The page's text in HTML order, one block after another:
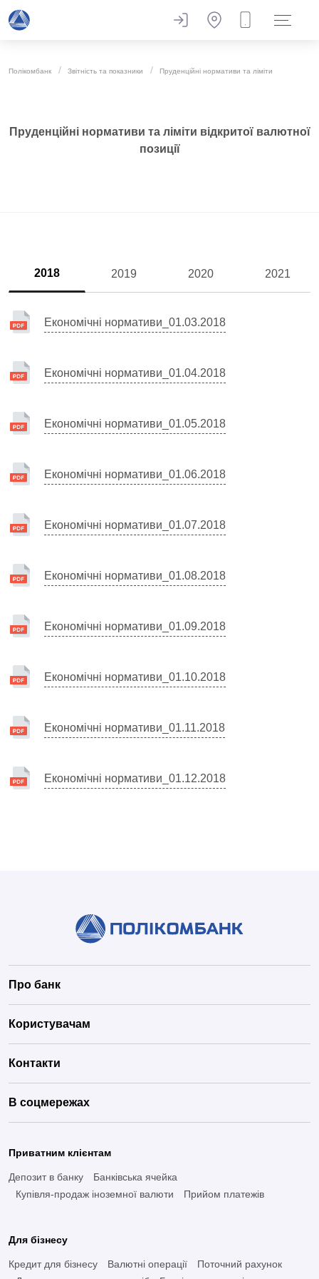
Полікомбанк Звітність та показники ​​​​​​Пруденційні нормативи та ліміти
​​​​​​Пруденційні нормативи та ліміти відкритої валютної
позиції
2018 2019 2020 2021
Економічні нормативи_01.03.2018
Економічні нормативи_01.04.2018
Економічні нормативи_01.05.2018
Економічні нормативи_01.06.2018
Економічні нормативи_01.07.2018
Економічні нормативи_01.08.2018
Економічні нормативи_01.09.2018
Економічні нормативи_01.10.2018
Економічні нормативи_01.11.2018
Економічні нормативи_01.12.2018
Про банк
Користувачам
Контакти
В соцмережах
Приватним клієнтам
Депозит в банку
Банківська ячейка
Купівля-продаж іноземної валюти
Прийом платежів
Для бізнесу
Кредит для бізнесу Валютні операції
Поточний рахунок